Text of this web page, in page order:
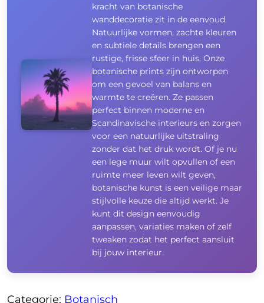
kracht van botanische
wanddecoratie zit in de eenvoud.
Natuurlijke vormen, zachte kleuren
en subtiele details brengen een
rustige, frisse sfeer in huis. Onze
botanische prints zijn ontworpen
om een gevoel van balans en
warmte te creëren. Ze passen
perfect binnen moderne en
Scandinavische interieurs en zorgen
voor een natuurlijke uitstraling
zonder dat het druk wordt. Of je nu
een lege muur wilt opvullen of een
ruimte meer leven wilt geven,
botanische kunst is een veilige maar
stijlvolle keuze die altijd werkt. Je
kunt dit design eenvoudig
aanpassen, variaties maken of zelf
tweaken zodat het perfect aansluit
bij jouw interieur.
Categorie: Botanisch